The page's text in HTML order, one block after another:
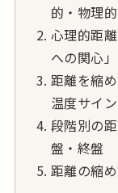
的・物理的
心理的距
への関心
距離を縮
温度サイン
段階別の
盤・終盤
距離の縮